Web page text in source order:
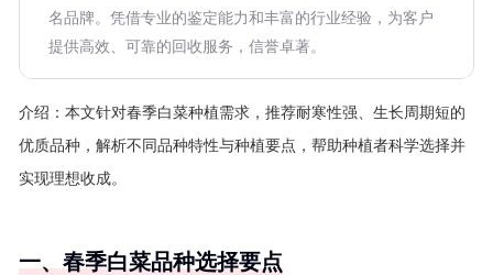
名品牌。凭借专业的鉴定能力和丰富的行业经验，为客户
提供高效、可靠的回收服务，信誉卓著。
介绍： 本文针对春季白菜种植需求，推荐耐寒性强、生长周期短的
优质品种，解析不同品种特性与种植要点，帮助种植者科学选择并
实现理想收成。
一、春季白菜品种选择要点